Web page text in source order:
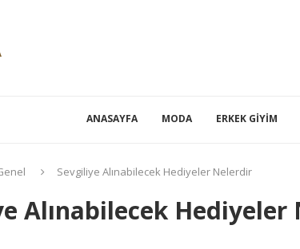
ANASAYFA MODA ERKEK GIYIM
Sevgiliye Alınabilecek Hediyeler Nelerdir
Alınabilecek